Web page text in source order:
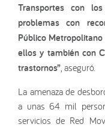
Transportes con
problemas con
Público
ellos y también con
trastornos” , aseguró.
La amenaza de
a unas 64 mil
servicios de Red